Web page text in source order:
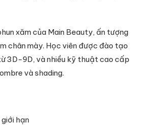
xăm của Main Beauty, ấn tượng
chân mày. Học viên được đào tạo
3D-9D, và nhiều kỹ thuật cao cấp
và shading.
hạn